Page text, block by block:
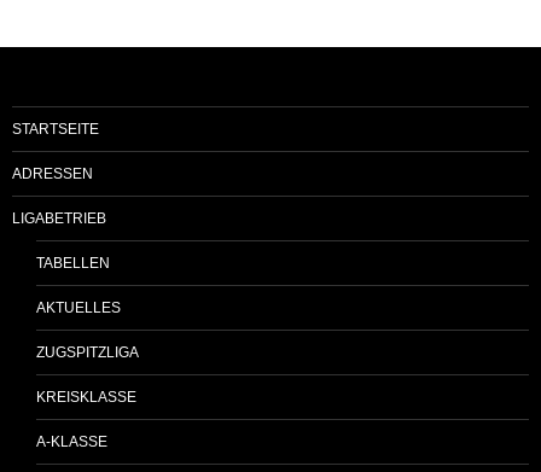
STARTSEITE
ADRESSEN
LIGABETRIEB
TABELLEN
AKTUELLES
ZUGSPITZLIGA
KREISKLASSE
A-KLASSE